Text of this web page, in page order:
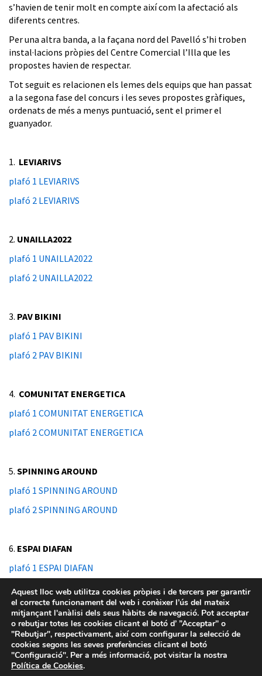
s’havien de tenir molt en compte així com la afectació als
diferents centres.
Per una altra banda, a la façana nord del Pavelló s’hi troben
instal·lacions pròpies del Centre Comercial l’Illa que les
propostes havien de respectar.
Tot seguit es relacionen els lemes dels equips que han passat
a la segona fase del concurs i les seves propostes gràfiques,
ordenats de més a menys puntuació, sent el primer el
guanyador.
1. LEVIARIVS
plafó 1 LEVIARIVS
plafó 2 LEVIARIVS
2. UNAILLA2022
plafó 1 UNAILLA2022
plafó 2 UNAILLA2022
3. PAV BIKINI
plafó 1 PAV BIKINI
plafó 2 PAV BIKINI
4. COMUNITAT ENERGETICA
plafó 1 COMUNITAT ENERGETICA
plafó 2 COMUNITAT ENERGETICA
5. SPINNING AROUND
plafó 1 SPINNING AROUND
plafó 2 SPINNING AROUND
6. ESPAI DIAFAN
plafó 1 ESPAI DIAFAN
plafó 2 ESPAI DIAFAN
Avís legal-Política de privacitat
Aquest lloc web utilitza cookies pròpies i de tercers per garantir
el correcte funcionament del web i conèixer l’ús del mateix
mitjançant l'anàlisi dels seus hàbits de navegació. Pot acceptar
o rebutjar totes les cookies clicant el botó d’ ”Acceptar" o
"Rebutjar", respectivament, així com configurar la selecció de
cookies segons les seves preferències clicant el botó
"Configuració". Per a més informació, pot visitar la nostra
Política de Cookies.